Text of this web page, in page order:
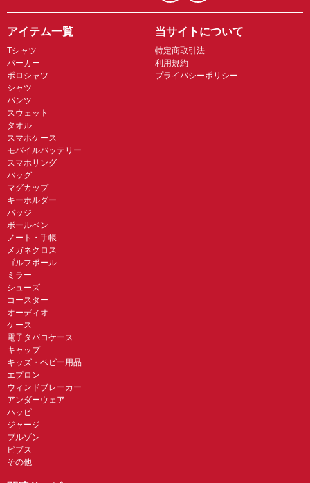
アイテム一覧
Tシャツ
パーカー
ポロシャツ
シャツ
パンツ
スウェット
タオル
スマホケース
モバイルバッテリー
スマホリング
バッグ
マグカップ
キーホルダー
バッジ
ボールペン
ノート・手帳
メガネクロス
ゴルフボール
ミラー
シューズ
コースター
オーディオ
ケース
電子タバコケース
キャップ
キッズ・ベビー用品
エプロン
ウィンドブレーカー
アンダーウェア
ハッピ
ジャージ
ブルゾン
ビブス
その他
当サイトについて
特定商取引法
利用規約
プライバシーポリシー